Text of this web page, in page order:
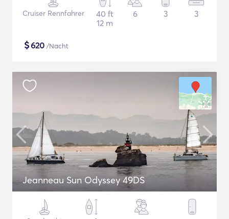
Cruiser Rennfahrer
40 ft
12 m
6 3 3
$620 /Nacht
Jeanneau Sun Odyssey 49DS